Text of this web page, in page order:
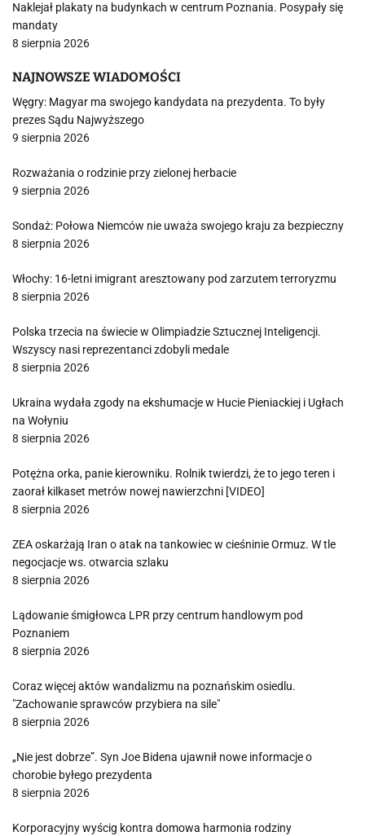
Naklejał plakaty na budynkach w centrum Poznania. Posypały się
mandaty
8 sierpnia 2026
NAJNOWSZE WIADOMOŚCI
Węgry: Magyar ma swojego kandydata na prezydenta. To były
prezes Sądu Najwyższego
9 sierpnia 2026
Rozważania o rodzinie przy zielonej herbacie
9 sierpnia 2026
Sondaż: Połowa Niemców nie uważa swojego kraju za bezpieczny
8 sierpnia 2026
Włochy: 16-letni imigrant aresztowany pod zarzutem terroryzmu
8 sierpnia 2026
Polska trzecia na świecie w Olimpiadzie Sztucznej Inteligencji.
Wszyscy nasi reprezentanci zdobyli medale
8 sierpnia 2026
Ukraina wydała zgody na ekshumacje w Hucie Pieniackiej i Ugłach
na Wołyniu
8 sierpnia 2026
Potężna orka, panie kierowniku. Rolnik twierdzi, że to jego teren i
zaorał kilkaset metrów nowej nawierzchni [VIDEO]
8 sierpnia 2026
ZEA oskarżają Iran o atak na tankowiec w cieśninie Ormuz. W tle
negocjacje ws. otwarcia szlaku
8 sierpnia 2026
Lądowanie śmigłowca LPR przy centrum handlowym pod
Poznaniem
8 sierpnia 2026
Coraz więcej aktów wandalizmu na poznańskim osiedlu.
"Zachowanie sprawców przybiera na sile"
8 sierpnia 2026
„Nie jest dobrze”. Syn Joe Bidena ujawnił nowe informacje o
chorobie byłego prezydenta
8 sierpnia 2026
Korporacyjny wyścig kontra domowa harmonia rodziny